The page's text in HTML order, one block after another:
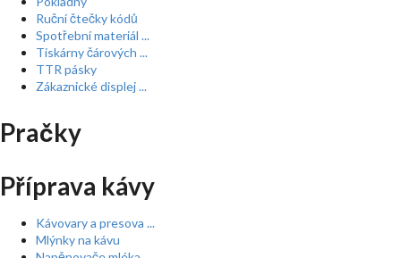
Ruční čtečky kódů
Spotřební materiál ...
Tiskárny čárových ...
TTR pásky
Zákaznické displej ...
Pračky
Příprava kávy
Kávovary a presova ...
Mlýnky na kávu